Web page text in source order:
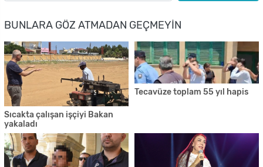
BUNLARA GÖZ ATMADAN GEÇMEYIN
Sıcakta çalışan işçiyi Bakan
yakaladı
Tecavüze toplam 55 yıl hapis